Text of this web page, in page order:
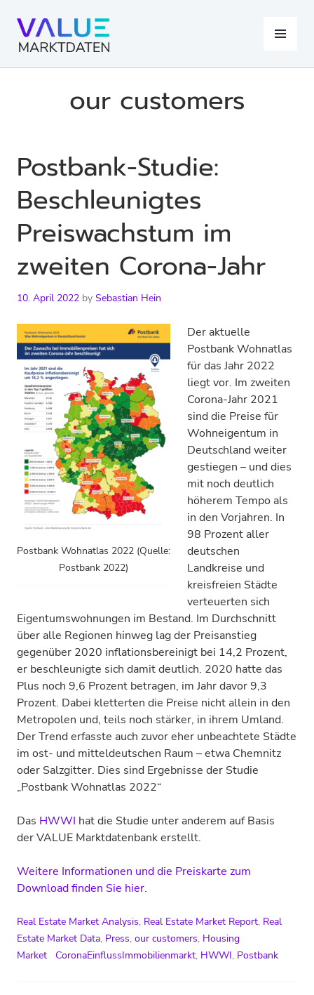
content
MENU
our customers
Postbank-Studie:
Beschleunigtes
Preiswachstum im
zweiten Corona-Jahr
10. April 2022 by Sebastian Hein
Postbank Wohnatlas 2022 (Quelle:
Postbank 2022)
Der aktuelle
Postbank Wohnatlas
für das Jahr 2022
liegt vor. Im zweiten
Corona-Jahr 2021
sind die Preise für
Wohn­eigentum in
Deutsch­land weiter
gestiegen – und dies
mit noch deutlich
höherem Tempo als
in den Vorjahren. In
98 Prozent aller
deutschen
Landkreise und
kreisfreien Städte
verteuerten sich
Eigen­tums­wohnungen im Bestand. Im Durch­schnitt
über alle Regionen hinweg lag der Preis­anstieg
gegenüber 2020 inflations­bereinigt bei 14,2 Prozent,
er be­schleunig­te sich damit deutlich. 2020 hatte das
Plus noch 9,6 Prozent betragen, im Jahr davor 9,3
Prozent. Dabei kletterten die Preise nicht allein in den
Metro­polen und, teils noch stärker, in ihrem Umland.
Der Trend erfasste auch zuvor eher un­beachtete Städte
im ost- und mittel­deutschen Raum – etwa Chem­nitz
oder Salz­gitter. Dies sind Ergeb­nisse der Studie
„Postbank Wohnatlas 2022“
Das HWWI hat die Studie unter anderem auf Basis
der VALUE Marktdatenbank erstellt.
Weitere Informationen und die Preiskarte zum
Download finden Sie hier.
Real Estate Market Analysis, Real Estate Market Report, Real
Estate Market Data, Press, our customers, Housing
Market
CoronaEinflussImmobilienmarkt, HWWI, Postbank